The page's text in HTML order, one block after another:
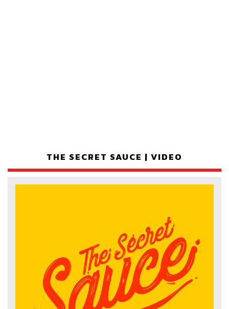
THE SECRET SAUCE | VIDEO